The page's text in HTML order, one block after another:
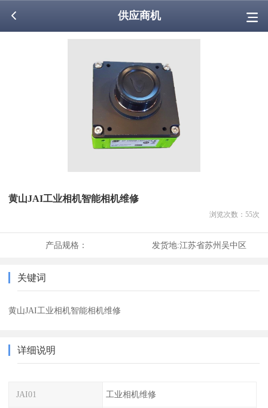
供应商机
黄山JAI工业相机智能相机维修
浏览次数： 55次
产品规格： 发货地:江苏省苏州吴中区
关键词
黄山JAI工业相机智能相机维修
详细说明
JAI01 工业相机维修